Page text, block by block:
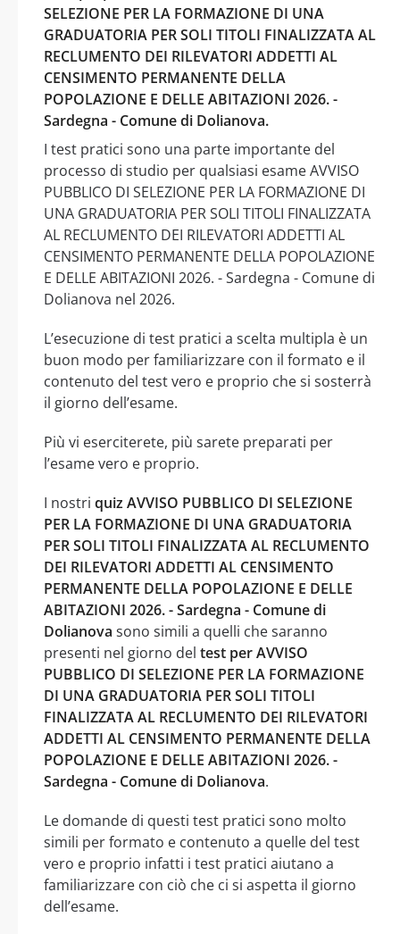
SELEZIONE PER LA FORMAZIONE DI UNA
GRADUATORIA PER SOLI TITOLI FINALIZZATA AL
RECLUMENTO DEI RILEVATORI ADDETTI AL
CENSIMENTO PERMANENTE DELLA
POPOLAZIONE E DELLE ABITAZIONI 2026. -
Sardegna - Comune di Dolianova.
I test pratici sono una parte importante del
processo di studio per qualsiasi esame AVVISO
PUBBLICO DI SELEZIONE PER LA FORMAZIONE DI
UNA GRADUATORIA PER SOLI TITOLI FINALIZZATA
AL RECLUMENTO DEI RILEVATORI ADDETTI AL
CENSIMENTO PERMANENTE DELLA POPOLAZIONE
E DELLE ABITAZIONI 2026. - Sardegna - Comune di
Dolianova nel 2026.
L’esecuzione di test pratici a scelta multipla è un
buon modo per familiarizzare con il formato e il
contenuto del test vero e proprio che si sosterrà
il giorno dell’esame.
Più vi eserciterete, più sarete preparati per
l’esame vero e proprio.
I nostri quiz AVVISO PUBBLICO DI SELEZIONE
PER LA FORMAZIONE DI UNA GRADUATORIA
PER SOLI TITOLI FINALIZZATA AL RECLUMENTO
DEI RILEVATORI ADDETTI AL CENSIMENTO
PERMANENTE DELLA POPOLAZIONE E DELLE
ABITAZIONI 2026. - Sardegna - Comune di
Dolianova sono simili a quelli che saranno
presenti nel giorno del test per AVVISO
PUBBLICO DI SELEZIONE PER LA FORMAZIONE
DI UNA GRADUATORIA PER SOLI TITOLI
FINALIZZATA AL RECLUMENTO DEI RILEVATORI
ADDETTI AL CENSIMENTO PERMANENTE DELLA
POPOLAZIONE E DELLE ABITAZIONI 2026. -
Sardegna - Comune di Dolianova.
Le domande di questi test pratici sono molto
simili per formato e contenuto a quelle del test
vero e proprio infatti i test pratici aiutano a
familiarizzare con ciò che ci si aspetta il giorno
dell’esame.